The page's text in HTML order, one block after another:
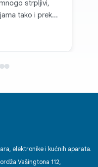
strpljivi,
tako i preko
za takvu
firmama i
ili
kojega se
Enko
elektronike i kućnih aparata.
Vašingtona 112,